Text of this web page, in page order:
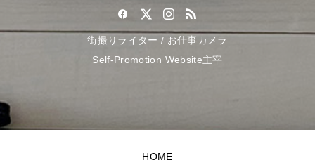
街撮りライター / お仕事カメラ
Self-Promotion Website主宰
HOME